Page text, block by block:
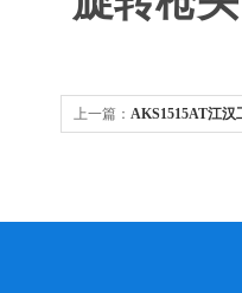
上一篇： AKS1515AT江汉